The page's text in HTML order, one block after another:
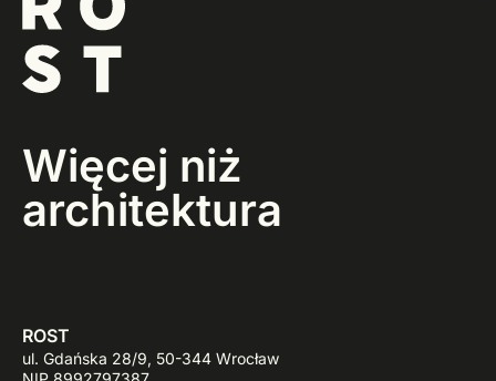
Więcej niż
architektura
ROST
ul. Gdańska 28/9, 50-344 Wrocław